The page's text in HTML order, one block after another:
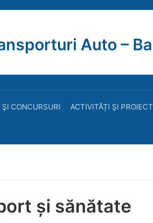
Auto –
CONCURSURI ACTIVITĂȚI ŞI
și sănătate